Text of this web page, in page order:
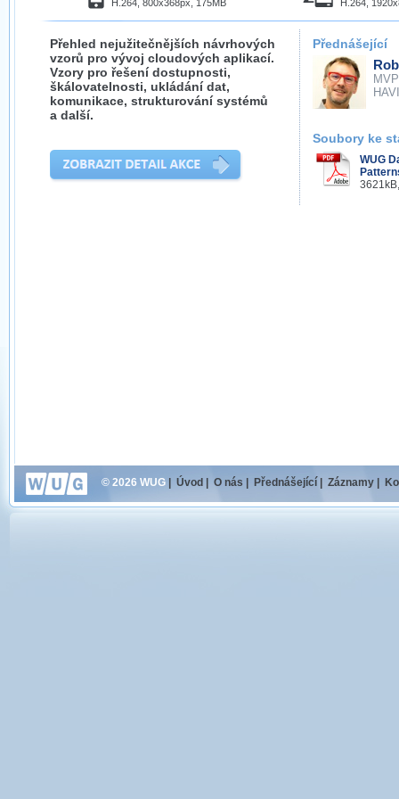
H.264, 800x368px, 175MB H.264,
Přehled nejužitečnějších návrhových
vzorů pro vývoj cloudových aplikací.
Vzory pro řešení dostupnosti,
škálovatelnosti, ukládání dat,
komunikace, strukturování systémů
a další.
Přednášející
MVP
Soubory ke
WUG
© 2026 WUG Úvod O nás Přednášející Záznamy